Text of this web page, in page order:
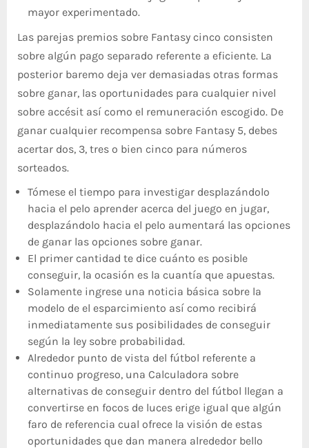
mayor experimentado.
Las parejas premios sobre Fantasy cinco consisten
sobre algún pago separado referente a eficiente. La
posterior baremo deja ver demasiadas otras formas
sobre ganar, las oportunidades para cualquier nivel
sobre accésit así­ como el remuneración escogido. De
ganar cualquier recompensa sobre Fantasy 5, debes
acertar dos, 3, tres o bien cinco para números
sorteados.
Tómese el tiempo para investigar desplazándolo
hacia el pelo aprender acerca del juego en jugar,
desplazándolo hacia el pelo aumentará las opciones
de ganar las opciones sobre ganar.
El primer cantidad te dice cuánto es posible
conseguir, la ocasión es la cuantía que apuestas.
Solamente ingrese una noticia básica sobre la
modelo de el esparcimiento así­ como recibirá
inmediatamente sus posibilidades de conseguir
según la ley sobre probabilidad.
Alrededor punto de vista del fútbol referente a
continuo progreso, una Calculadora sobre
alternativas de conseguir dentro del fútbol llegan a
convertirse en focos de luces erige igual que algún
faro de referencia cual ofrece la visión de estas
oportunidades que dan manera alrededor bello